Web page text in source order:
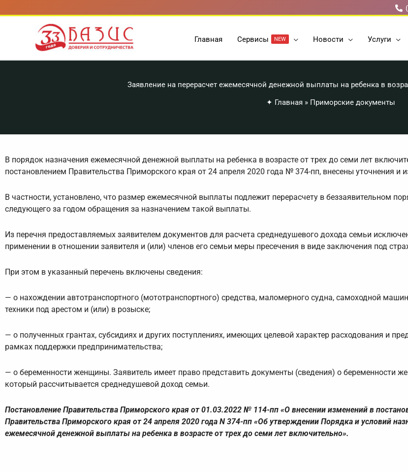
к
содержимому
Главная Cервисы NEW Новости Услуги
Заявление на перерасчет ежемесячной денежной выплаты на ребенка в
✦ Главная » Приморские документы
В порядок назначения ежемесячной денежной выплаты на ребенка в возрасте от трех до семи лет
постановлением Правительства Приморского края от 24 апреля 2020 года № 374-пп, внесены уточнения и
В частности, установлено, что размер ежемесячной выплаты подлежит перерасчету в беззаявительном
следующего за годом обращения за назначением такой выплаты.
Из перечня предоставляемых заявителем документов для расчета среднедушевого дохода семьи
применении в отношении заявителя и (или) членов его семьи меры пресечения в виде заключения под
При этом в указанный перечень включены сведения:
— о нахождении автотранспортного (мототранспортного) средства, маломерного судна, самоходной
техники под арестом и (или) в розыске;
— о полученных грантах, субсидиях и других поступлениях, имеющих целевой характер расходования и
рамках поддержки предпринимательства;
— о беременности женщины. Заявитель имеет право представить документы (сведения) о беременности
который рассчитывается среднедушевой доход семьи.
Постановление Правительства Приморского края от 01.03.2022 № 114-пп «О внесении изменений в
Правительства Приморского края от 24 апреля 2020 года N 374-пп «Об утверждении Порядка и условий
ежемесячной денежной выплаты на ребенка в возрасте от трех до семи лет включительно».